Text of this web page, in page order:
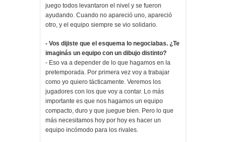
juego todos levantaron el nivel y se fueron
ayudando. Cuando no apareció uno, apareció
otro, y el equipo siempre se vio solidario.
- Vos dijiste que el esquema lo negociabas. ¿Te
imaginás un equipo con un dibujo distinto?
- Eso va a depender de lo que hagamos en la
pretemporada. Por primera vez voy a trabajar
como yo quiero tácticamente. Veremos los
jugadores con los que voy a contar. Lo más
importante es que nos hagamos un equipo
compacto, duro y que juegue bien. Pero lo que
más necesitamos hoy por hoy es hacer un
equipo incómodo para los rivales.